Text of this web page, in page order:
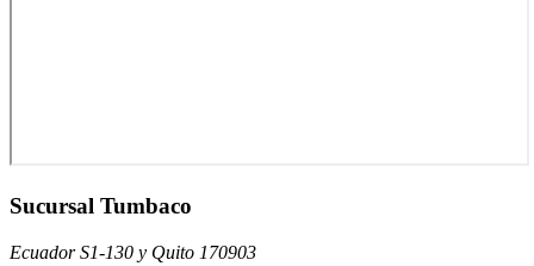
Sucursal Tumbaco
Ecuador S1-130 y Quito 170903